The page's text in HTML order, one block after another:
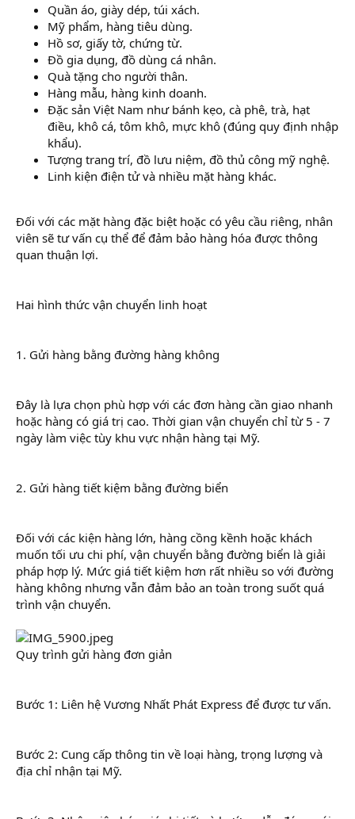
Quần áo, giày dép, túi xách.
Mỹ phẩm, hàng tiêu dùng.
Hồ sơ, giấy tờ, chứng từ.
Đồ gia dụng, đồ dùng cá nhân.
Quà tặng cho người thân.
Hàng mẫu, hàng kinh doanh.
Đặc sản Việt Nam như bánh kẹo, cà phê, trà, hạt
điều, khô cá, tôm khô, mực khô (đúng quy định nhập
khẩu).
Tượng trang trí, đồ lưu niệm, đồ thủ công mỹ nghệ.
Linh kiện điện tử và nhiều mặt hàng khác.
Đối với các mặt hàng đặc biệt hoặc có yêu cầu riêng, nhân
viên sẽ tư vấn cụ thể để đảm bảo hàng hóa được thông
quan thuận lợi.
Hai hình thức vận chuyển linh hoạt
1. Gửi hàng bằng đường hàng không
Đây là lựa chọn phù hợp với các đơn hàng cần giao nhanh
hoặc hàng có giá trị cao. Thời gian vận chuyển chỉ từ 5 - 7
ngày làm việc tùy khu vực nhận hàng tại Mỹ.
2. Gửi hàng tiết kiệm bằng đường biển
Đối với các kiện hàng lớn, hàng cồng kềnh hoặc khách
muốn tối ưu chi phí, vận chuyển bằng đường biển là giải
pháp hợp lý. Mức giá tiết kiệm hơn rất nhiều so với đường
hàng không nhưng vẫn đảm bảo an toàn trong suốt quá
trình vận chuyển.
Quy trình gửi hàng đơn giản
Bước 1: Liên hệ Vương Nhất Phát Express để được tư vấn.
Bước 2: Cung cấp thông tin về loại hàng, trọng lượng và
địa chỉ nhận tại Mỹ.